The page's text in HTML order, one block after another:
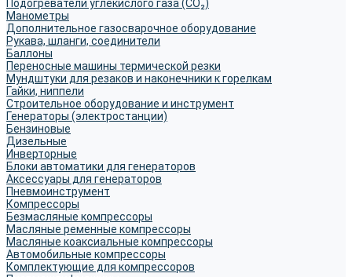
Подогреватели углекислого газа (CO₂)
Манометры
Дополнительное газосварочное оборудование
Рукава, шланги, соединители
Баллоны
Переносные машины термической резки
Мундштуки для резаков и наконечники к горелкам
Гайки, ниппели
Строительное оборудование и инструмент
Генераторы (электростанции)
Бензиновые
Дизельные
Инверторные
Блоки автоматики для генераторов
Аксессуары для генераторов
Пневмоинструмент
Компрессоры
Безмасляные компрессоры
Масляные ременные компрессоры
Масляные коаксиальные компрессоры
Автомобильные компрессоры
Комплектующие для компрессоров